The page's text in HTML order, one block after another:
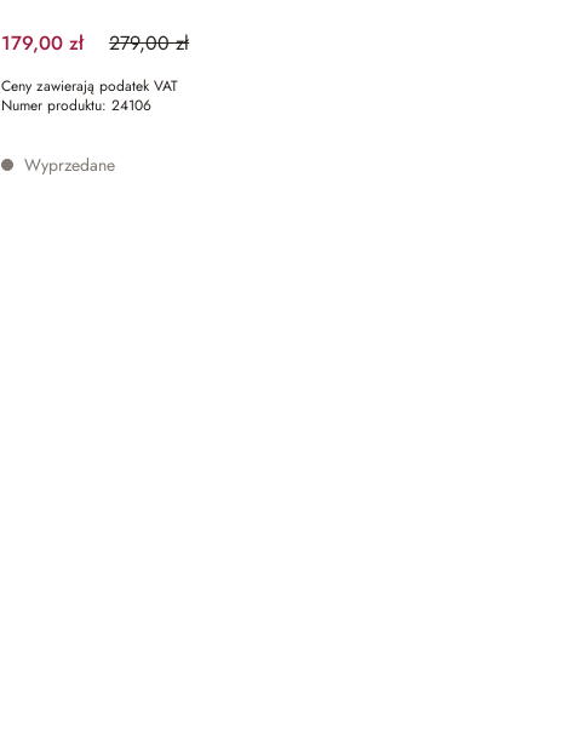
179,00 zł 279,00 zł
(35.84%spared)
Ceny zawierają podatek VAT
Numer produktu:24106
Wyprzedane